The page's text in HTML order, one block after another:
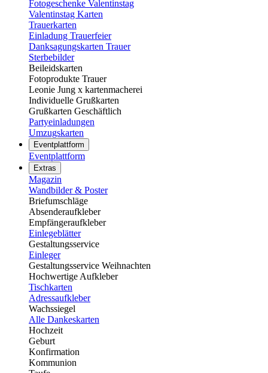
Fotogeschenke Valentinstag
Valentinstag Karten
Trauerkarten
Einladung Trauerfeier
Danksagungskarten Trauer
Sterbebilder
Beileidskarten
Fotoprodukte Trauer
Leonie Jung x kartenmacherei
Individuelle Grußkarten
Grußkarten Geschäftlich
Partyeinladungen
Umzugskarten
Eventplattform
Eventplattform
Extras
Magazin
Wandbilder & Poster
Briefumschläge
Absenderaufkleber
Empfängeraufkleber
Einlegeblätter
Gestaltungsservice
Einleger
Gestaltungsservice Weihnachten
Hochwertige Aufkleber
Tischkarten
Adressaufkleber
Wachssiegel
Alle Dankeskarten
Hochzeit
Geburt
Konfirmation
Kommunion